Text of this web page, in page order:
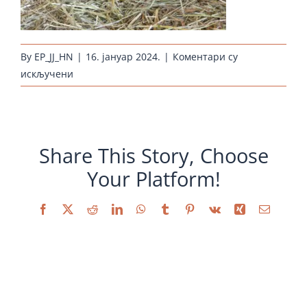
By EP_JJ_HN | 16. јануар 2024. | Коментари су
искључени
huehnerzucht-
Share This Story, Choose
Your Platform!
Facebook
X RedditLinkedInWhatsApp
TumblrPinterest
Vk Xing Email